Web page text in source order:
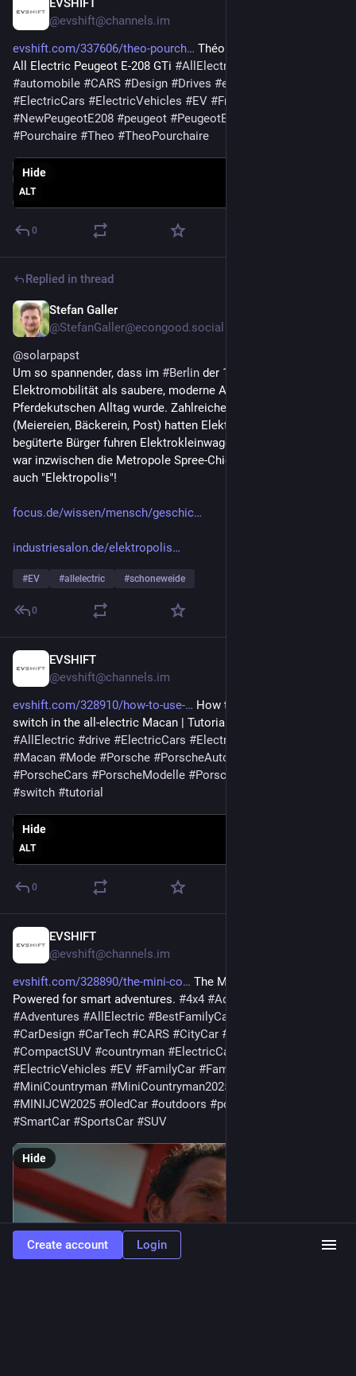
EVSHIFT
@evshift@channels.im
evshift.com/337606/theo-pourch
Théo Pourchaire Drives the
All Electric Peugeot E-208 GTi #AllElectric
#automobile #CARS #Design #Drives #e208
#ElectricCars #ElectricVehicles #EV #French
#NewPeugeotE208 #peugeot #PeugeotE208GTi
#Pourchaire #Theo #TheoPourchaire
ALT
Hide
0
Replied in thread
Stefan Galler
@StefanGaller@econgood.social
@solarpapst
Um so spannender, dass im #Berlin der 1920-iger Jahre die
Elektromobilität als saubere, moderne Alternative zu
Pferdekutschen Alltag wurde. Zahlreiche Lieferanten
(Meiereien, Bäckerein, Post) hatten Elektrofuhrparks und
begüterte Bürger fuhren Elektrokleinwagen. Aus Spree-Athen
war inzwischen die Metropole Spree-Chicago geworden oder
auch "Elektropolis"!
focus.de/wissen/mensch/geschic
industriesalon.de/elektropolis
#EV #allelectric #schoneweide
0
EVSHIFT
@evshift@channels.im
evshift.com/328910/how-to-use-
How to use the drive mode
#AllElectric #drive #ElectricCars #ElectricVehicles
#Macan #Mode #Porsche #PorscheAuto
#PorscheCars #PorscheModelle #PorscheModels
#switch #tutorial
ALT
Hide
0
EVSHIFT
@evshift@channels.im
evshift.com/328890/the-mini-co
The MINI Countryman:
Powered for smart adventures. #4x4 #AdventureCar
#Adventures #AllElectric #BestFamilyCar
#CarDesign #CarTech #CARS #CityCar #
#CompactSUV #countryman #ElectricCar
#ElectricVehicles #EV #FamilyCar #FamilyLife
#MiniCountryman #MiniCountryman2025
#MINIJCW2025 #OledCar #outdoors #powered
#SmartCar #SportsCar #SUV
Hide
Create account Login